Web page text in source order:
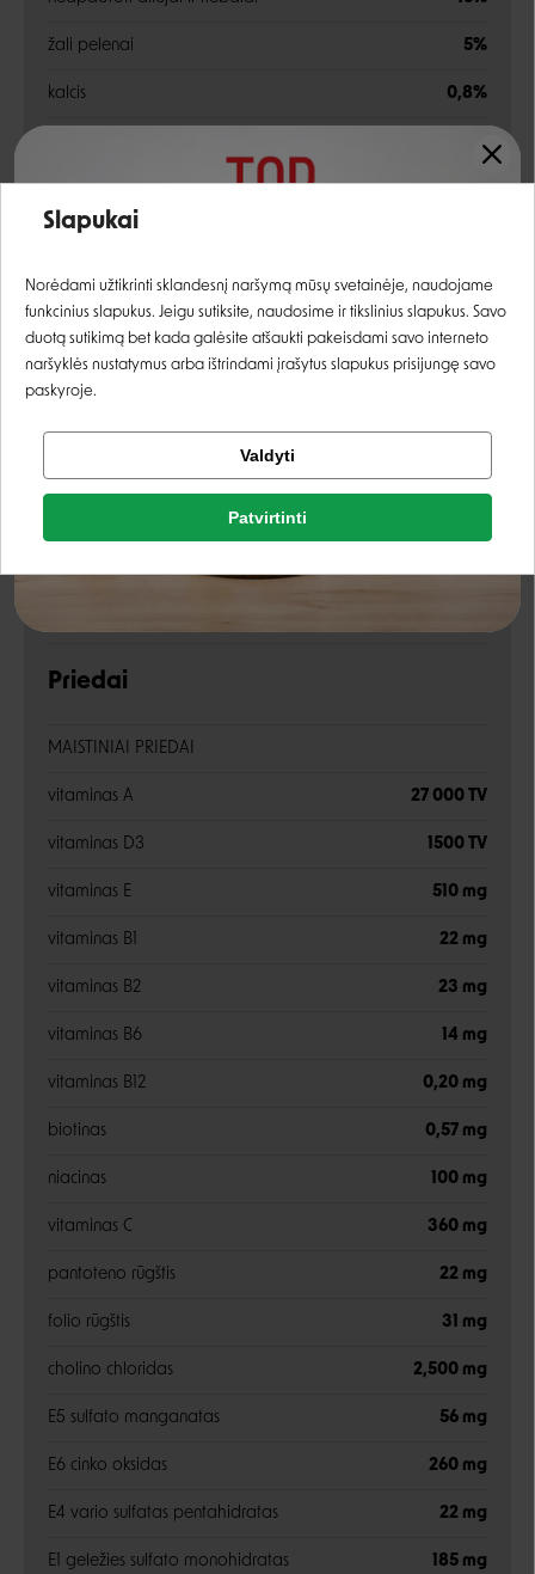
Rašyti atsiliepimą
žali pelenai 5%
kalcis 0,8%
0,8%
natris 0,2%
magnis
kalis 1,2%
chloridas 1,9%
siera
Omega-3 riebalų rūgštys 0,4%
Omega-6 riebalų rūgštys 4,5%
Šlapimą rūgštinančios medžiagos
amonio chloridas 0,2%
Priedai
MAISTINIAI PRIEDAI
vitaminas A 27 000 TV
vitaminas D3 1500 TV
vitaminas E 510 mg
vitaminas B1 22 mg
vitaminas B2 23 mg
vitaminas B6 14 mg
vitaminas B12 0,20 mg
biotinas 0,57 mg
niacinas 100 mg
vitaminas C 360 mg
pantoteno rūgštis 22 mg
folio rūgštis 31 mg
cholino chloridas 2,500 mg
E5 sulfato manganatas 56 mg
E6 cinko oksidas 260 mg
E4 vario sulfatas pentahidratas 22 mg
E1 geležies sulfato monohidratas 185 mg
Rašyti atsiliepimą
Registruotis
Facebook
Slapukai
Norėdami užtikrinti sklandesnį naršymą mūsų svetainėje, naudojame
funkcinius slapukus. Jeigu sutiksite, naudosime ir tikslinius slapukus. Savo
duotą sutikimą bet kada galėsite atšaukti pakeisdami savo interneto
naršyklės nustatymus arba ištrindami įrašytus slapukus prisijungę savo
paskyroje.
Valdyti
Patvirtinti